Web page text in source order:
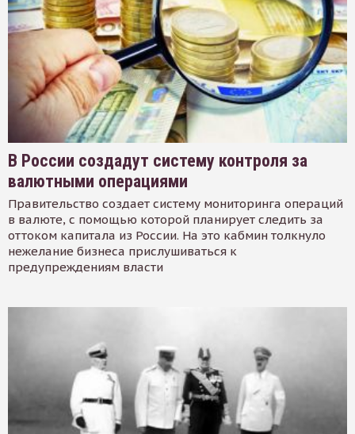
В России создадут систему контроля за
валютными операциями
Правительство создает систему мониторинга операций
в валюте, с помощью которой планирует следить за
оттоком капитала из России. На это кабмин толкнуло
нежелание бизнеса прислушиваться к
предупреждениям власти